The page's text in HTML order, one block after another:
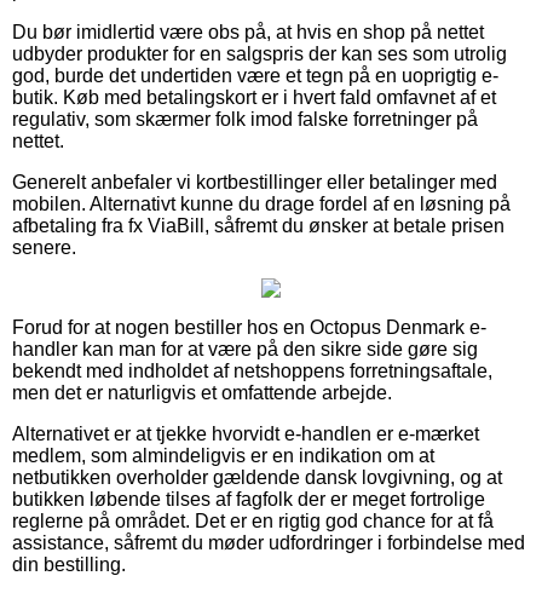
Du bør imidlertid være obs på, at hvis en shop på nettet
udbyder produkter for en salgspris der kan ses som utrolig
god, burde det undertiden være et tegn på en uoprigtig e-
butik. Køb med betalingskort er i hvert fald omfavnet af et
regulativ, som skærmer folk imod falske forretninger på
nettet.
Generelt anbefaler vi kortbestillinger eller betalinger med
mobilen. Alternativt kunne du drage fordel af en løsning på
afbetaling fra fx ViaBill, såfremt du ønsker at betale prisen
senere.
Forud for at nogen bestiller hos en Octopus Denmark e-
handler kan man for at være på den sikre side gøre sig
bekendt med indholdet af netshoppens forretningsaftale,
men det er naturligvis et omfattende arbejde.
Alternativet er at tjekke hvorvidt e-handlen er e-mærket
medlem, som almindeligvis er en indikation om at
netbutikken overholder gældende dansk lovgivning, og at
butikken løbende tilses af fagfolk der er meget fortrolige
reglerne på området. Det er en rigtig god chance for at få
assistance, såfremt du møder udfordringer i forbindelse med
din bestilling.